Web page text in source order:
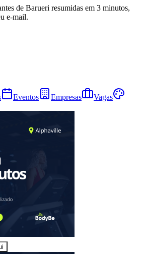
de Barueri resumidas em 3 minutos,
e-mail.
Eventos Empresas
Vagas